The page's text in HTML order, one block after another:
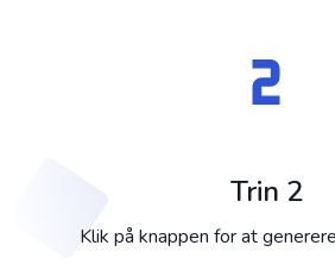
Trin 2
Klik på knappen for at